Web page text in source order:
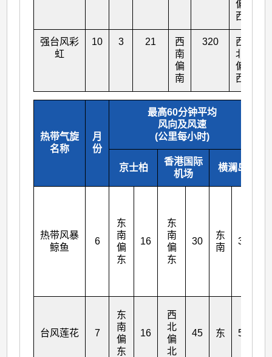
偏
西
强台风彩
虹
10 3 21
西
南
偏
南
320
西
北
偏
西
热带气旋
名称
月
份
最高60分钟平均
风向及风速
(公里每小时)
京士柏
香港国际
机场
横澜岛
热带风暴
鲸鱼
6
东
南
偏
东
16
东
南
偏
东
30
东
南
38
台风莲花 7
东
南
偏
东
16
西
北
偏
北
45 东 52